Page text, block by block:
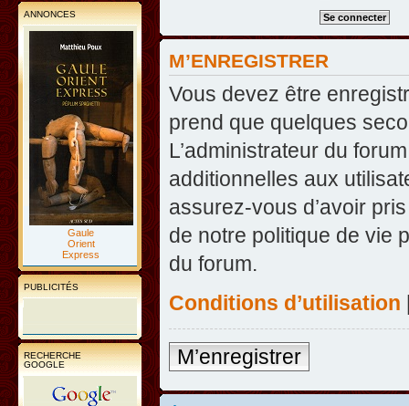
ANNONCES
Gaule
Orient
Express
PUBLICITÉS
RECHERCHE
GOOGLE
M’ENREGISTRER
Vous devez être
prend que quelques
L’administrateur du
additionnelles aux
assurez-vous d’avoir
de notre politique de vie
du forum.
Conditions d’utilisation
M’enregistrer